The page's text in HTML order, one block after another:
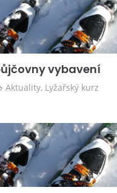
vybavení
Aktuality, Lyžařský kurz